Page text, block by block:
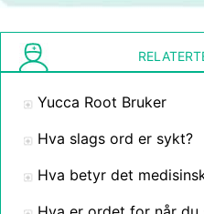
Yucca Root Bruker
Hva slags ord er sykt?
Hva betyr det